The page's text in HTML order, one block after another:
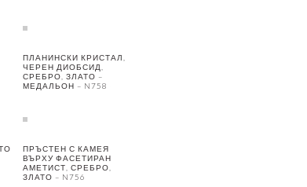
ПЛАНИНСКИ КРИСТАЛ,
ЧЕРЕН ДИОБСИД,
СРЕБРО, ЗЛАТО –
МЕДАЛЬОН – N758
ПРЪСТЕН С КАМЕЯ
ВЪРХУ ФАСЕТИРАН
АМЕТИСТ, СРЕБРО,
ЗЛАТО – N756